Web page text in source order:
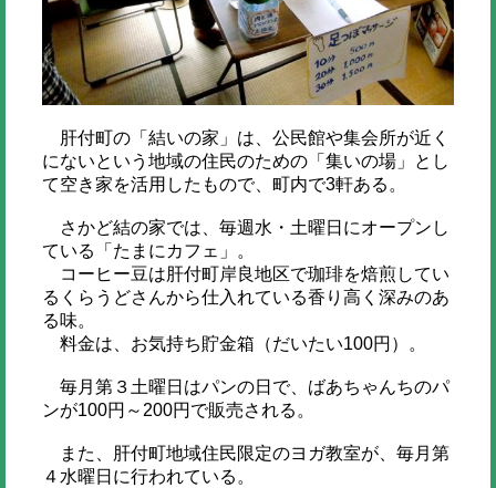
肝付町の「結いの家」は、公民館や集会所が近く
にないという地域の住民のための「集いの場」とし
て空き家を活用したもので、町内で3軒ある。
さかど結の家では、毎週水・土曜日にオープンし
ている「たまにカフェ」。
コーヒー豆は肝付町岸良地区で珈琲を焙煎してい
るくらうどさんから仕入れている香り高く深みのあ
る味。
料金は、お気持ち貯金箱（だいたい100円）。
毎月第３土曜日はパンの日で、ばあちゃんちのパ
ンが100円～200円で販売される。
また、肝付町地域住民限定のヨガ教室が、毎月第
４水曜日に行われている。